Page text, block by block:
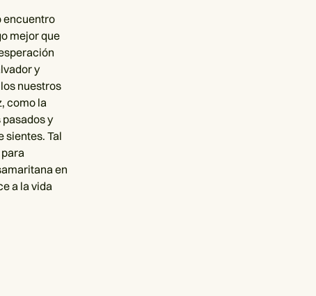
encuentro
mejor que
y
nuestros
como la
y
sientes. Tal
en
a la vida